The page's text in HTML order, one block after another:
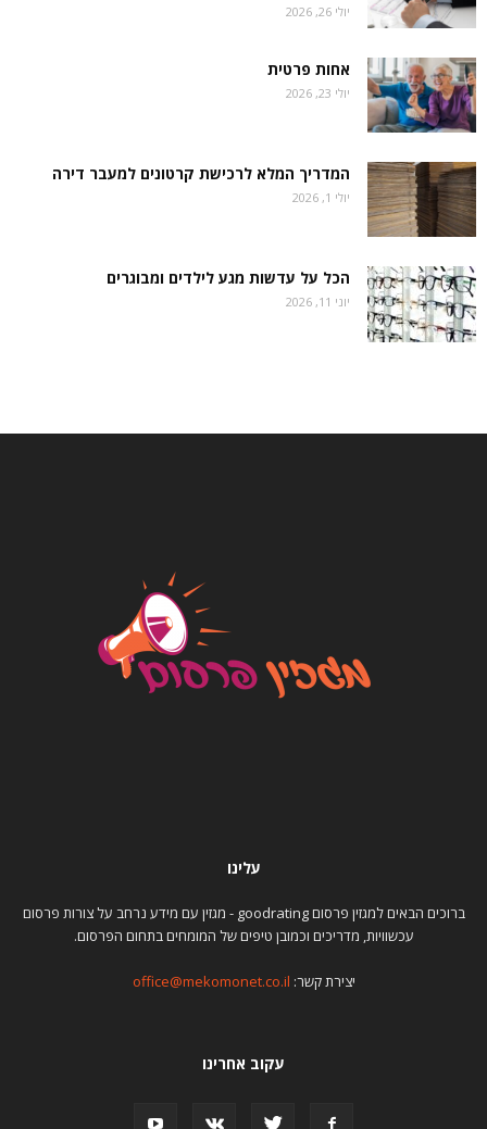
יולי 26, 2026
אחות פרטית
יולי 23, 2026
המדריך המלא לרכישת קרטונים למעבר דירה
יולי 1, 2026
הכל על עדשות מגע לילדים ומבוגרים
יוני 11, 2026
עלינו
ברוכים הבאים למגזין פרסום goodrating - מגזין עם מידע נרחב על צורות פרסום
עכשוויות, מדריכים וכמובן טיפים של המומחים בתחום הפרסום.
יצירת קשר: office@mekomonet.co.il
עקוב אחרינו